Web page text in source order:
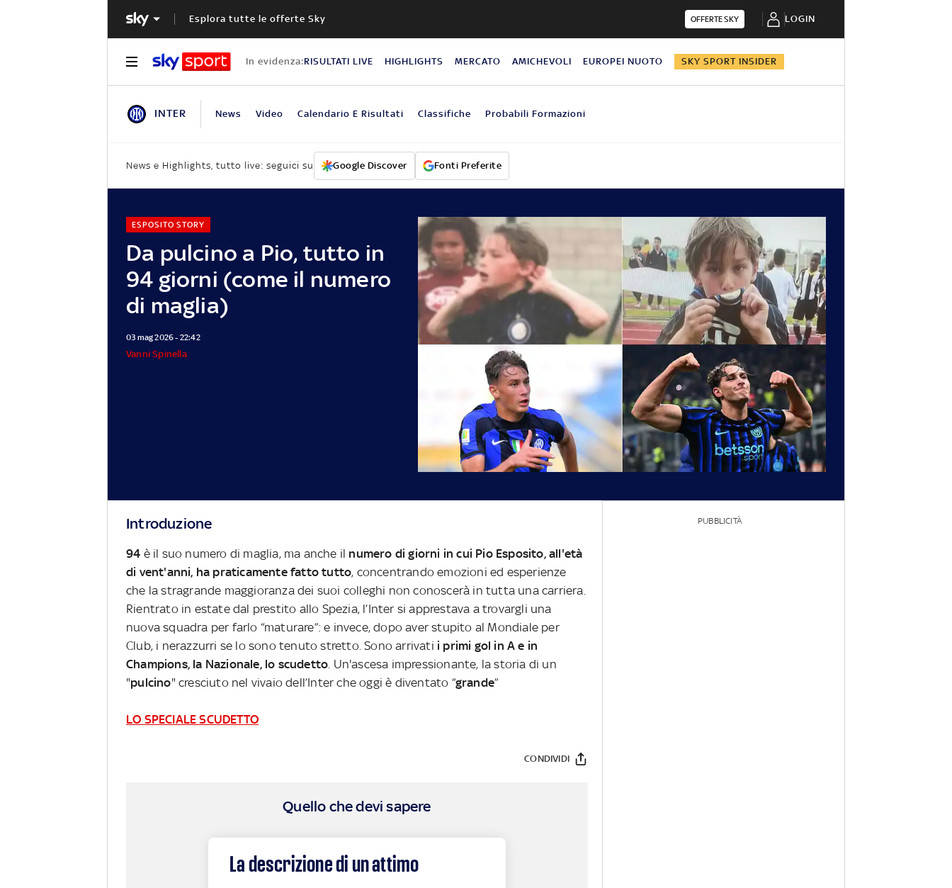
Esplora tutte le offerte Sky OFFERTE SKY LOGIN
In evidenza:RISULTATI LIVE HIGHLIGHTS MERCATO AMICHEVOLI EUROPEI NUOTO SKY SPORT INSIDER
INTER News Video Calendario E Risultati Classifiche Probabili Formazioni
News e Highlights, tutto live: seguici su Google Discover Fonti Preferite
Da pulcino a Pio, tutto in
94 giorni (come il numero
di maglia)
ESPOSITO STORY
03 mag 2026 - 22:42
Vanni Spinella
Introduzione
94 è il suo numero di maglia, ma anche il numero di giorni in cui Pio Esposito, all'età
di vent'anni, ha praticamente fatto tutto, concentrando emozioni ed esperienze
che la stragrande maggioranza dei suoi colleghi non conoscerà in tutta una carriera.
Rientrato in estate dal prestito allo Spezia, l’Inter si apprestava a trovargli una
nuova squadra per farlo “maturare”: e invece, dopo aver stupito al Mondiale per
Club, i nerazzurri se lo sono tenuto stretto. Sono arrivati i primi gol in A e in
Champions, la Nazionale, lo scudetto. Un'ascesa impressionante, la storia di un
"pulcino" cresciuto nel vivaio dell’Inter che oggi è diventato “grande”
LO SPECIALE SCUDETTO
CONDIVIDI
Quello che devi sapere
La descrizione di un attimo
PUBBLICITÀ